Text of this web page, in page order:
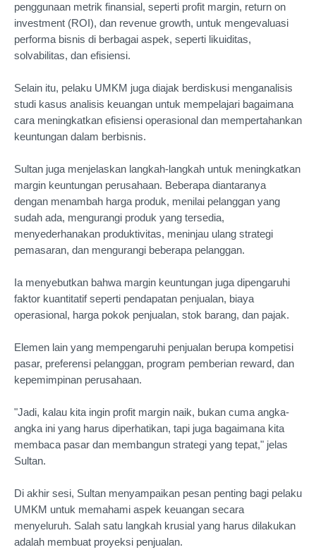
penggunaan metrik finansial, seperti profit margin, return on
investment (ROI), dan revenue growth, untuk mengevaluasi
performa bisnis di berbagai aspek, seperti likuiditas,
solvabilitas, dan efisiensi.
Selain itu, pelaku UMKM juga diajak berdiskusi menganalisis
studi kasus analisis keuangan untuk mempelajari bagaimana
cara meningkatkan efisiensi operasional dan mempertahankan
keuntungan dalam berbisnis.
Sultan juga menjelaskan langkah-langkah untuk meningkatkan
margin keuntungan perusahaan. Beberapa diantaranya
dengan menambah harga produk, menilai pelanggan yang
sudah ada, mengurangi produk yang tersedia,
menyederhanakan produktivitas, meninjau ulang strategi
pemasaran, dan mengurangi beberapa pelanggan.
Ia menyebutkan bahwa margin keuntungan juga dipengaruhi
faktor kuantitatif seperti pendapatan penjualan, biaya
operasional, harga pokok penjualan, stok barang, dan pajak.
Elemen lain yang mempengaruhi penjualan berupa kompetisi
pasar, preferensi pelanggan, program pemberian reward, dan
kepemimpinan perusahaan.
"Jadi, kalau kita ingin profit margin naik, bukan cuma angka-
angka ini yang harus diperhatikan, tapi juga bagaimana kita
membaca pasar dan membangun strategi yang tepat," jelas
Sultan.
Di akhir sesi, Sultan menyampaikan pesan penting bagi pelaku
UMKM untuk memahami aspek keuangan secara
menyeluruh. Salah satu langkah krusial yang harus dilakukan
adalah membuat proyeksi penjualan.